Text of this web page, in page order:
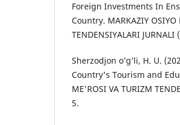
Foreign Investments In
Country. MARKAZIY
TENDENSIYALARI
Sherzodjon o’g’li, H. U.
Country's Tourism and
ME'ROSI VA TURIZM
5.